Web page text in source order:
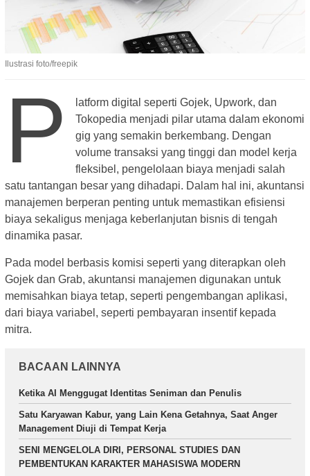
Ilustrasi foto/freepik
P
latform digital seperti Gojek, Upwork, dan
Tokopedia menjadi pilar utama dalam ekonomi
gig yang semakin berkembang. Dengan
volume transaksi yang tinggi dan model kerja
fleksibel, pengelolaan biaya menjadi salah
satu tantangan besar yang dihadapi. Dalam hal ini, akuntansi
manajemen berperan penting untuk memastikan efisiensi
biaya sekaligus menjaga keberlanjutan bisnis di tengah
dinamika pasar.
Pada model berbasis komisi seperti yang diterapkan oleh
Gojek dan Grab, akuntansi manajemen digunakan untuk
memisahkan biaya tetap, seperti pengembangan aplikasi,
dari biaya variabel, seperti pembayaran insentif kepada
mitra.
BACAAN LAINNYA
Ketika AI Menggugat Identitas Seniman dan Penulis
Satu Karyawan Kabur, yang Lain Kena Getahnya, Saat Anger
Management Diuji di Tempat Kerja
SENI MENGELOLA DIRI, PERSONAL STUDIES DAN
PEMBENTUKAN KARAKTER MAHASISWA MODERN